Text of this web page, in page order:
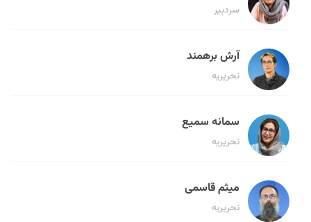
سردبیر
آرش برهمند
تحریریه
سمانه سمیع
تحریریه
میثم قاسمی
تحریریه